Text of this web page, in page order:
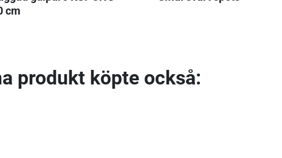
cm
produkt köpte också: